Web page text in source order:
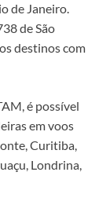
de Janeiro.
de São
destinos com
é possível
em voos
Curitiba,
Londrina,